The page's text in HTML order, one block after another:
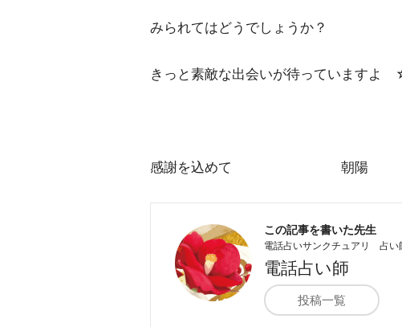
みられてはどうでしょうか？
きっと素敵な出会いが待っていますよ
感謝を込めて 朝陽
この記事を書いた先生
電話占いサンクチュアリ 占い
電話占い師
投稿一覧